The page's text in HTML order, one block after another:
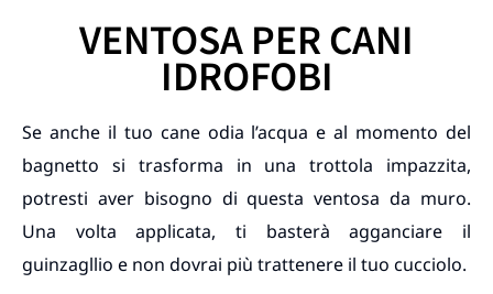
VENTOSA PER CANI
IDROFOBI
Se anche il tuo cane odia l’acqua e al momento del
bagnetto si trasforma in una trottola impazzita,
potresti aver bisogno di questa ventosa da muro.
Una volta applicata, ti basterà agganciare il
guinzagllio e non dovrai più trattenere il tuo cucciolo.